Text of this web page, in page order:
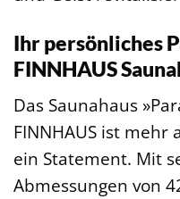
Ihr persönliches
FINNHAUS
Das Saunahaus
FINNHAUS ist mehr
ein Statement. Mit
Abmessungen von